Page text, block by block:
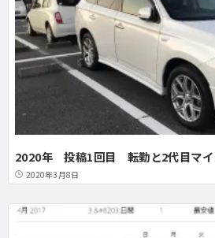
2020年 投稿1回目 転勤と2代目マイ
2020年3月8日